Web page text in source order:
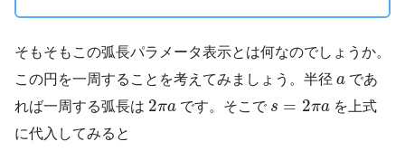
そもそもこの弧長パラメータ表示とは何なのでしょうか。
この円を一周することを考えてみましょう。半径 a
a であ
れば一周する弧長は 2πa
2πa です。そこで s = 2πa
s πa を上式
に代入してみると